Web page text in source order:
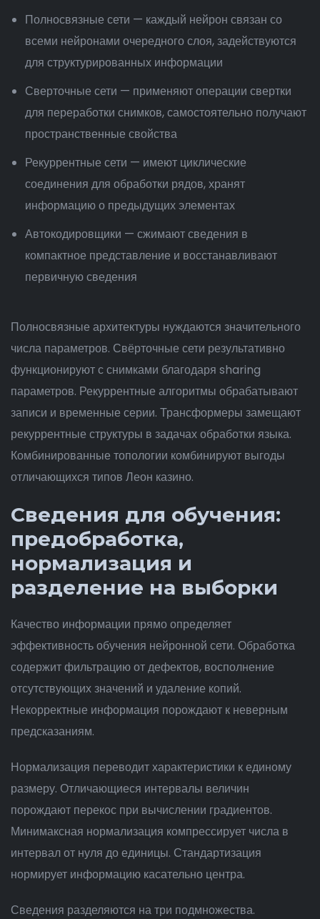
Полносвязные сети — каждый нейрон связан со
всеми нейронами очередного слоя, задействуются
для структурированных информации
Сверточные сети — применяют операции свертки
для переработки снимков, самостоятельно получают
пространственные свойства
Рекуррентные сети — имеют циклические
соединения для обработки рядов, хранят
информацию о предыдущих элементах
Автокодировщики — сжимают сведения в
компактное представление и восстанавливают
первичную сведения
Полносвязные архитектуры нуждаются значительного
числа параметров. Свёрточные сети результативно
функционируют с снимками благодаря sharing
параметров. Рекуррентные алгоритмы обрабатывают
записи и временные серии. Трансформеры замещают
рекуррентные структуры в задачах обработки языка.
Комбинированные топологии комбинируют выгоды
отличающихся типов Леон казино.
Сведения для обучения:
предобработка,
нормализация и
разделение на выборки
Качество информации прямо определяет
эффективность обучения нейронной сети. Обработка
содержит фильтрацию от дефектов, восполнение
отсутствующих значений и удаление копий.
Некорректные информация порождают к неверным
предсказаниям.
Нормализация переводит характеристики к единому
размеру. Отличающиеся интервалы величин
порождают перекос при вычислении градиентов.
Минимаксная нормализация компрессирует числа в
интервал от нуля до единицы. Стандартизация
нормирует информацию касательно центра.
Сведения разделяются на три подмножества.